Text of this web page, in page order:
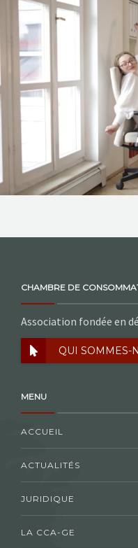
NOS ACTIONS
CONTACT
CHAMBRE DE
Association fondée en
QUI SOMMES-
MENU
ACCUEIL
ACTUALITÉS
JURIDIQUE
LA CCA-GE